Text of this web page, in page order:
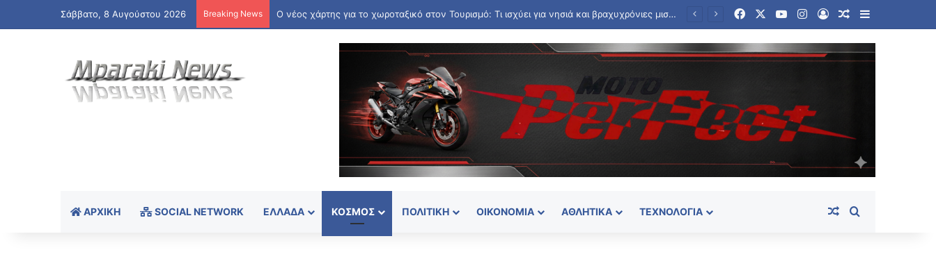
Σάββατο, 8 Αυγούστου 2026 Breaking News Φωτιά στη Σητεία: Ολονύχτια μάχη με τις φλόγες – Καλύτερη η εικόνα στην περιοχή Αχλάδια FacebookYouTubeInstagram
Log InRandom Article
Sidebar
ΑΡΧΙΚΉ SOCIAL NETWORK ΕΛΛΆΔΑ ΚΌΣΜΟΣ ΠΟΛΙΤΙΚΉ ΟΙΚΟΝΟΜΊΑ ΑΘΛΗΤΙΚΆ ΤΕΧΝΟΛΟΓΊΑ Random Article